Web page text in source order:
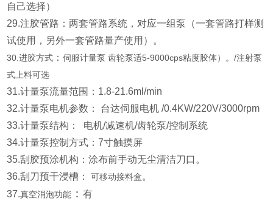
自己选择）
29.注胶管路：两套管路系统，对应一组泵（一套管路打样测
试使用，另外一套管路量产使用）。
30.进胶方式 ：伺服计量泵 齿轮泵适5-9000cps粘度胶体）。/注射泵
式上料可选
31.计量泵流量范围：1.8-21.6ml/min
32.计量泵电机参数： 台达伺服电机 /0.4KW/220V/3000rpm
33.计量泵结构： 电机/减速机/齿轮泵/控制系统
34.计量泵控制方式：7寸触摸屏
35.刮胶预涂机构：涂布前手动无尘清洁刀口。
36.刮刀预干浸槽：
可移动接料盒。
37.真空消泡功能 ：有